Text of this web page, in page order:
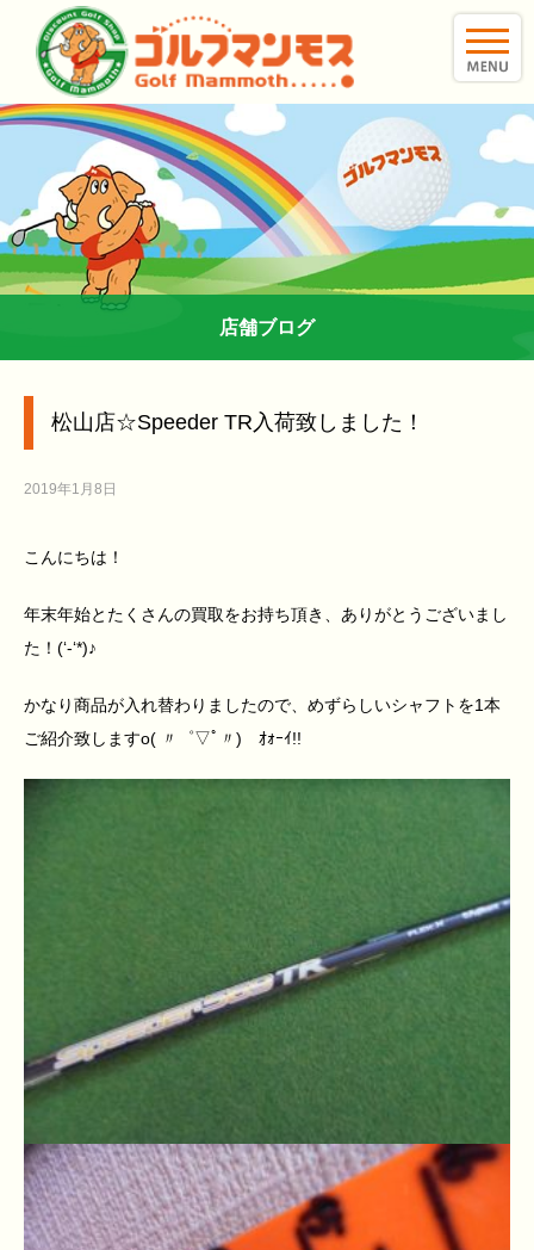
店舗ブログ
松山店☆Speeder TR入荷致しました！
2019年1月8日
こんにちは！
年末年始とたくさんの買取をお持ち頂き、ありがとうございまし
た！(‘-‘*)♪
かなり商品が入れ替わりましたので、めずらしいシャフトを1本
ご紹介致しますo( 〃゜▽ﾟ〃)ゝｵｫｰｲ!!